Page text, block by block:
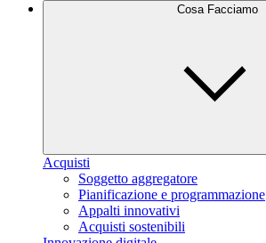
Cosa Facciamo
Acquisti
Soggetto aggregatore
Pianificazione e programmazione
Appalti innovativi
Acquisti sostenibili